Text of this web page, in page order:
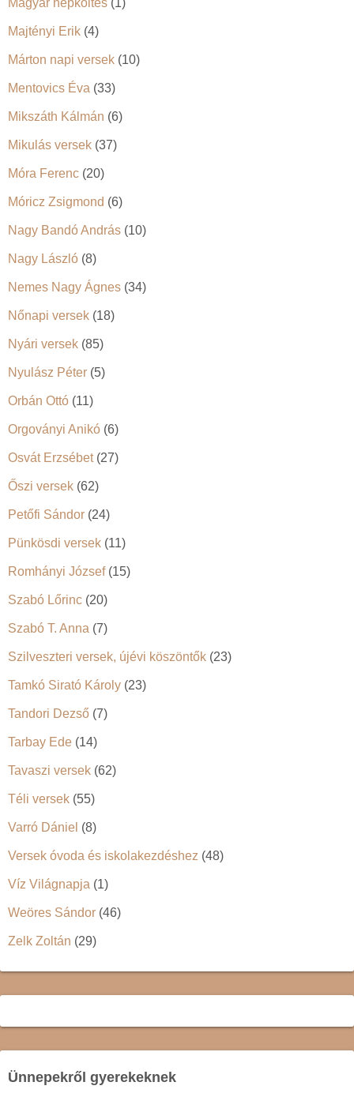
Majtényi Erik (4)
Márton napi versek (10)
Mentovics Éva (33)
Mikszáth Kálmán (6)
Mikulás versek (37)
Móra Ferenc (20)
Móricz Zsigmond (6)
Nagy Bandó András (10)
Nagy László (8)
Nemes Nagy Ágnes (34)
Nőnapi versek (18)
Nyári versek (85)
Nyulász Péter (5)
Orbán Ottó (11)
Orgoványi Anikó (6)
Osvát Erzsébet(27)
Őszi versek (62)
Petőfi Sándor (24)
Pünkösdi versek (11)
Romhányi József(15)
Szabó Lőrinc (20)
Szabó T. Anna (7)
Szilveszteri versek, újévi köszöntők (23)
Tamkó Sirató Károly (23)
Tandori Dezső (7)
Tarbay Ede (14)
Tavaszi versek (62)
Téli versek (55)
Varró Dániel (8)
Versek óvoda és iskolakezdéshez (48)
Víz Világnapja (1)
Weöres Sándor (46)
Zelk Zoltán (29)
Ünnepekről gyerekeknek